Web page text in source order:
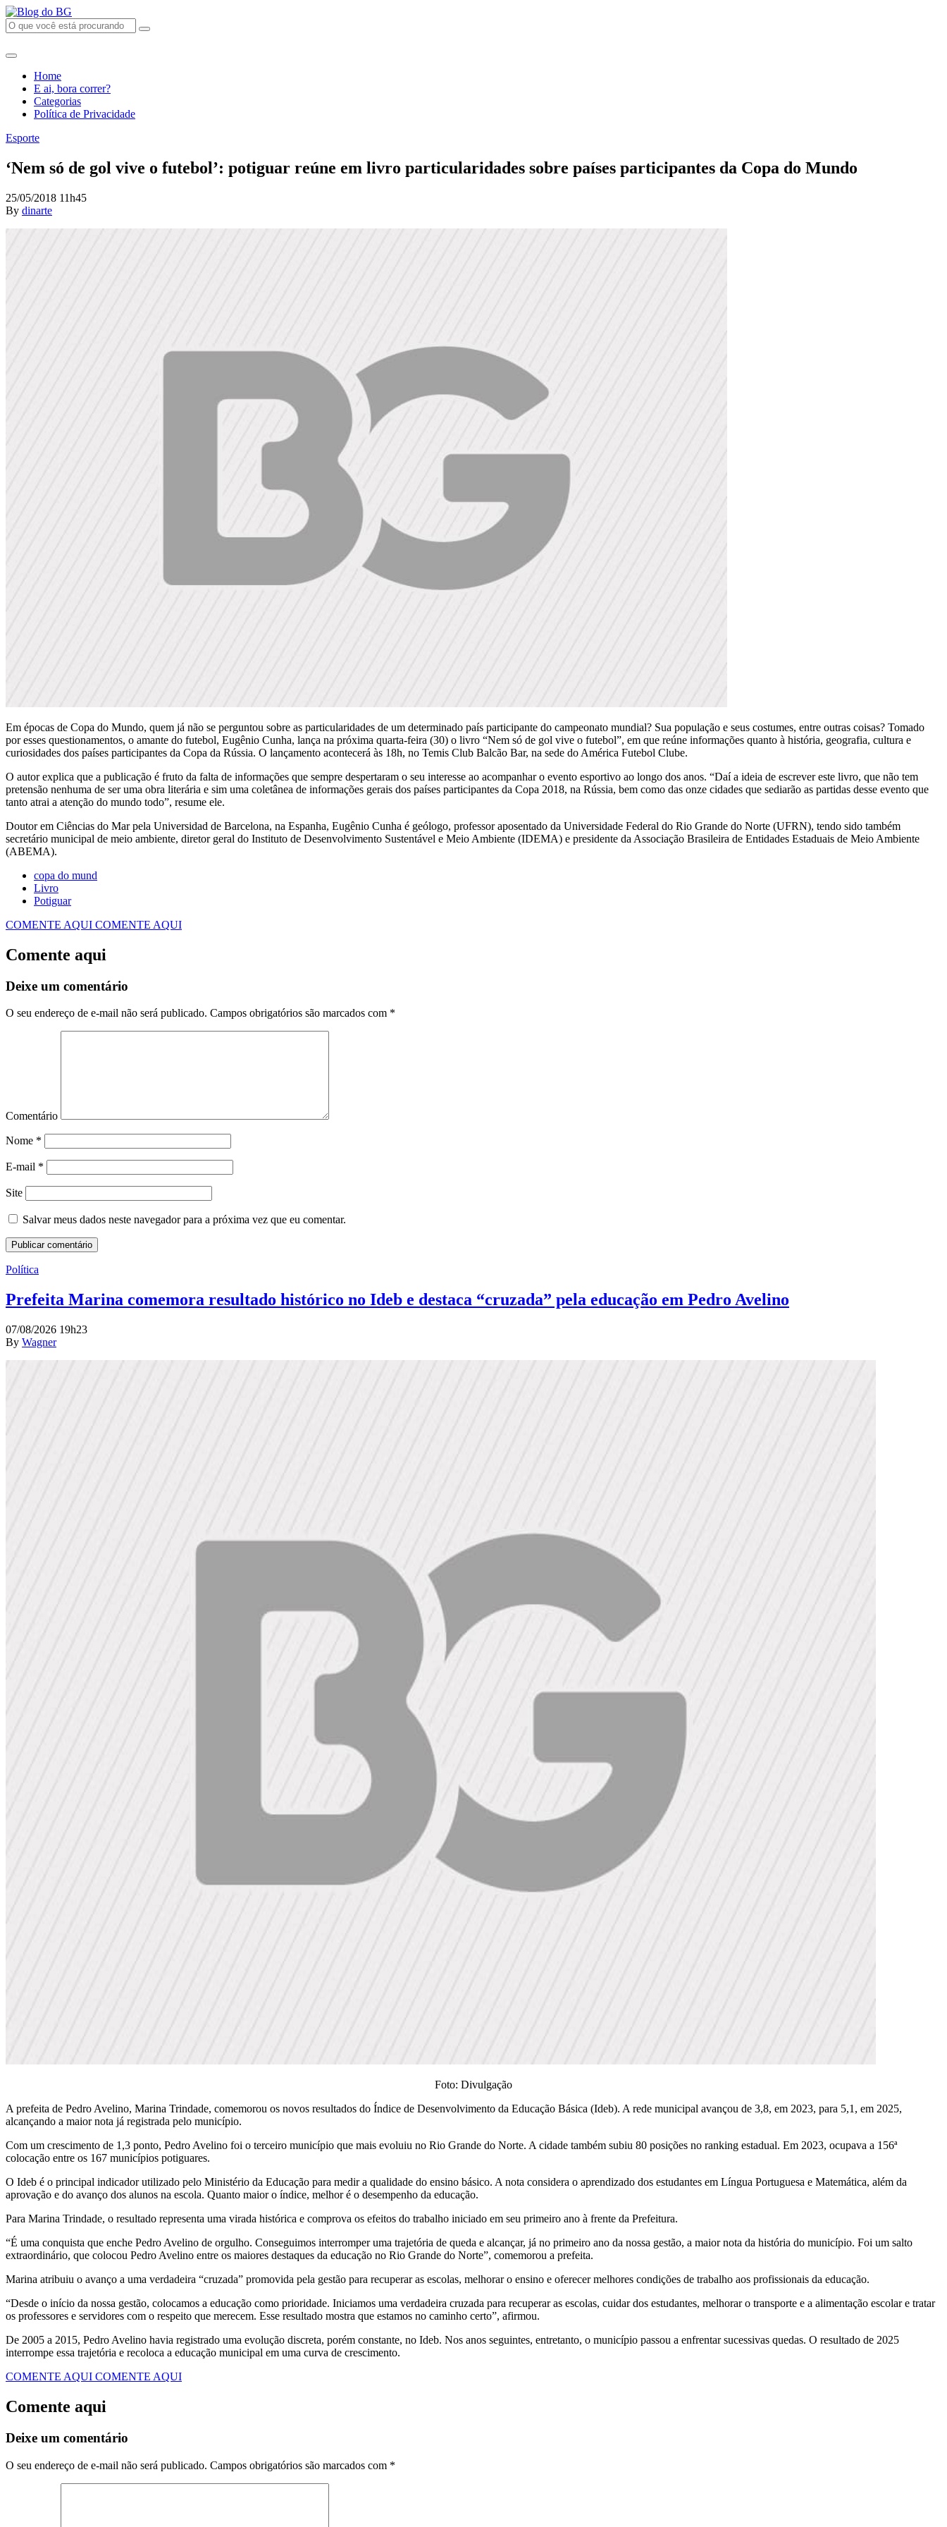
Home
E ai, bora correr?
Categorias
Política de Privacidade
Esporte
‘Nem só de gol vive o futebol’: potiguar reúne em livro particularidades sobre países participantes da Copa do Mundo
25/05/2018 11h45
By dinarte
Em épocas de Copa do Mundo, quem já não se perguntou sobre as particularidades de um determinado país participante do campeonato mundial? Sua população e seus costumes, entre outras coisas? Tomado
por esses questionamentos, o amante do futebol, Eugênio Cunha, lança na próxima quarta-feira (30) o livro “Nem só de gol vive o futebol”, em que reúne informações quanto à história, geografia, cultura e
curiosidades dos países participantes da Copa da Rússia. O lançamento acontecerá às 18h, no Temis Club Balcão Bar, na sede do América Futebol Clube.
O autor explica que a publicação é fruto da falta de informações que sempre despertaram o seu interesse ao acompanhar o evento esportivo ao longo dos anos. “Daí a ideia de escrever este livro, que não tem
pretensão nenhuma de ser uma obra literária e sim uma coletânea de informações gerais dos países participantes da Copa 2018, na Rússia, bem como das onze cidades que sediarão as partidas desse evento que
tanto atrai a atenção do mundo todo”, resume ele.
Doutor em Ciências do Mar pela Universidad de Barcelona, na Espanha, Eugênio Cunha é geólogo, professor aposentado da Universidade Federal do Rio Grande do Norte (UFRN), tendo sido também
secretário municipal de meio ambiente, diretor geral do Instituto de Desenvolvimento Sustentável e Meio Ambiente (IDEMA) e presidente da Associação Brasileira de Entidades Estaduais de Meio Ambiente
(ABEMA).
copa do mund
Livro
Potiguar
COMENTE AQUI COMENTE AQUI
Comente aqui
Deixe um comentário
O seu endereço de e-mail não será publicado. Campos obrigatórios são marcados com *
Comentário
Nome *
E-mail *
Site
Salvar meus dados neste navegador para a próxima vez que eu comentar.
Política
Prefeita Marina comemora resultado histórico no Ideb e destaca “cruzada” pela educação em Pedro Avelino
07/08/2026 19h23
By Wagner
Foto: Divulgação
A prefeita de Pedro Avelino, Marina Trindade, comemorou os novos resultados do Índice de Desenvolvimento da Educação Básica (Ideb). A rede municipal avançou de 3,8, em 2023, para 5,1, em 2025,
alcançando a maior nota já registrada pelo município.
Com um crescimento de 1,3 ponto, Pedro Avelino foi o terceiro município que mais evoluiu no Rio Grande do Norte. A cidade também subiu 80 posições no ranking estadual. Em 2023, ocupava a 156ª
colocação entre os 167 municípios potiguares.
O Ideb é o principal indicador utilizado pelo Ministério da Educação para medir a qualidade do ensino básico. A nota considera o aprendizado dos estudantes em Língua Portuguesa e Matemática, além da
aprovação e do avanço dos alunos na escola. Quanto maior o índice, melhor é o desempenho da educação.
Para Marina Trindade, o resultado representa uma virada histórica e comprova os efeitos do trabalho iniciado em seu primeiro ano à frente da Prefeitura.
“É uma conquista que enche Pedro Avelino de orgulho. Conseguimos interromper uma trajetória de queda e alcançar, já no primeiro ano da nossa gestão, a maior nota da história do município. Foi um salto
extraordinário, que colocou Pedro Avelino entre os maiores destaques da educação no Rio Grande do Norte”, comemorou a prefeita.
Marina atribuiu o avanço a uma verdadeira “cruzada” promovida pela gestão para recuperar as escolas, melhorar o ensino e oferecer melhores condições de trabalho aos profissionais da educação.
“Desde o início da nossa gestão, colocamos a educação como prioridade. Iniciamos uma verdadeira cruzada para recuperar as escolas, cuidar dos estudantes, melhorar o transporte e a alimentação escolar e tratar
os professores e servidores com o respeito que merecem. Esse resultado mostra que estamos no caminho certo”, afirmou.
De 2005 a 2015, Pedro Avelino havia registrado uma evolução discreta, porém constante, no Ideb. Nos anos seguintes, entretanto, o município passou a enfrentar sucessivas quedas. O resultado de 2025
interrompe essa trajetória e recoloca a educação municipal em uma curva de crescimento.
COMENTE AQUI COMENTE AQUI
Comente aqui
Deixe um comentário
O seu endereço de e-mail não será publicado. Campos obrigatórios são marcados com *